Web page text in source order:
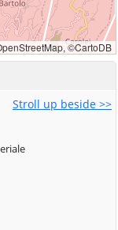
Stroll up beside >>